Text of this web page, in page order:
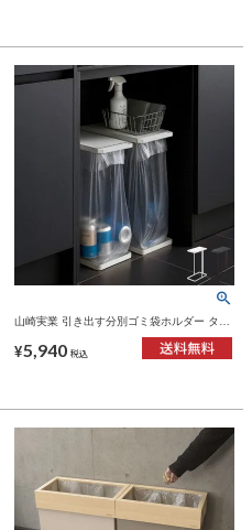
山崎実業 引き出す分別ゴミ袋ホルダー タワ
ワーシリーズ・ゴミ箱
¥5,940 税込